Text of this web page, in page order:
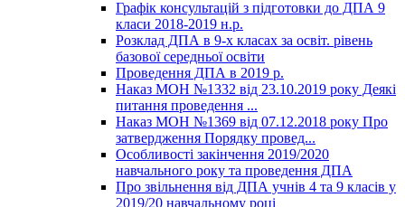
Графік консультацій з підготовки до ДПА 9
класи 2018-2019 н.р.
Розклад ДПА в 9-х класах за освіт. рівень
базової середньої освіти
Проведення ДПА в 2019 р.
Наказ МОН №1332 від 23.10.2019 року Деякі
питання проведення ...
Наказ МОН №1369 від 07.12.2018 року Про
затвердження Порядку провед...
Особливості закінчення 2019/2020
навчального року та проведення ДПА
Про звільнення від ДПА учнів 4 та 9 класів у
2019/20 навчальному році